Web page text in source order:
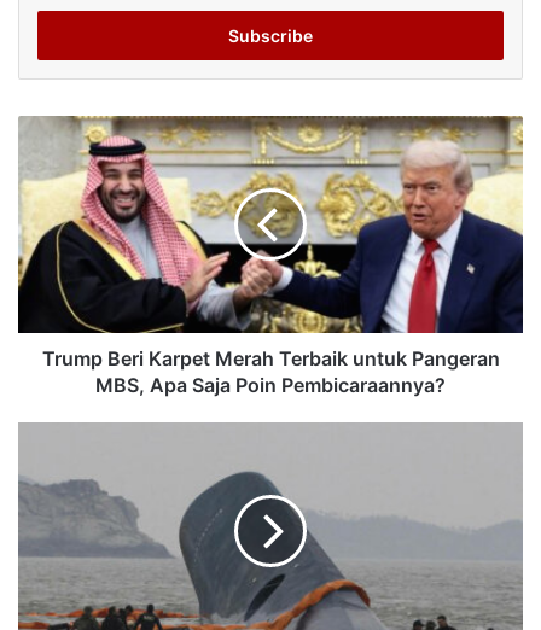
Email
Trump Beri Karpet Merah Terbaik untuk Pangeran
MBS, Apa Saja Poin Pembicaraannya?